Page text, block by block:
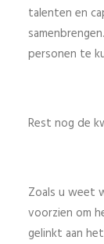
talenten en
personen te
Rest nog de
Zoals u weet
voorzien om
gelinkt aan